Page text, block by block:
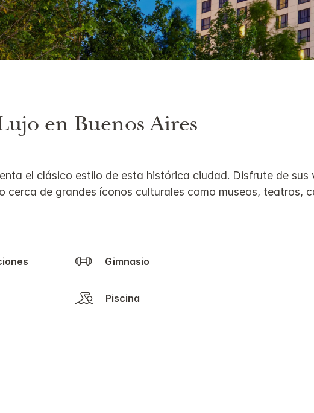
en Buenos Aires
el clásico estilo de esta histórica ciudad. Disfrute de
cerca de grandes íconos culturales como museos, teatros,
Gimnasio
Piscina